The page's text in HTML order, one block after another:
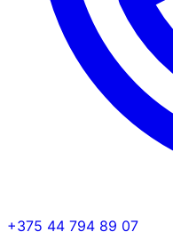
+375 44 794 89 07